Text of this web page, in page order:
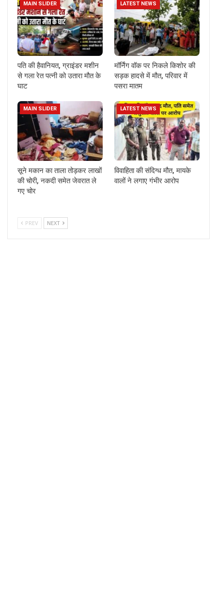
MAIN SLIDER
पति की हैवानियत, ग्राइंडर मशीन
से गला रेत पत्नी को उतारा मौत के
घाट
LATEST NEWS
मॉर्निंग वॉक पर निकले किशोर की
सड़क हादसे में मौत, परिवार में
पसरा मातम
MAIN SLIDER
सूने मकान का ताला तोड़कर लाखों
की चोरी, नकदी समेत जेवरात ले
गए चोर
LATEST NEWS
विवाहिता की संदिग्ध मौत, मायके
वालों ने लगाए गंभीर आरोप
PREV NEXT